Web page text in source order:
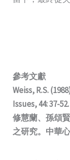
參考文獻
Weiss, R.S.
Issues, 44: 37-52.
修慧蘭、孫頌
之研究。中華